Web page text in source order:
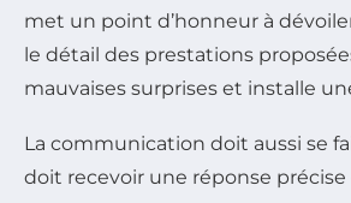
met un point d’honneur à
le détail des prestations
mauvaises surprises et installe
La communication doit aussi se
doit recevoir une réponse